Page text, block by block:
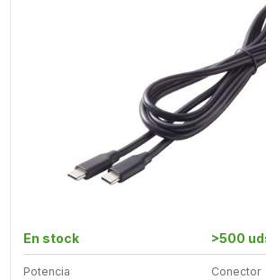
En stock >500
Potencia Conector